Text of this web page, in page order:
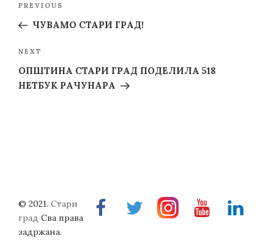
Previous
Post
PREVIOUS
ЧУВАМО СТАРИ ГРАД!
Next
Post
NEXT
ОПШТИНА СТАРИ ГРАД ПОДЕЛИЛА 518
НЕТБУК РАЧУНАРА
FacebookTwitterInstragramYoutubeLinkedin
© 2021. Стари
град Сва права
задржана.